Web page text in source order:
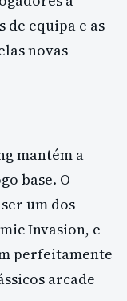
de equipa e as
novas
mantém a
base. O
um dos
Invasion, e
perfeitamente
arcade